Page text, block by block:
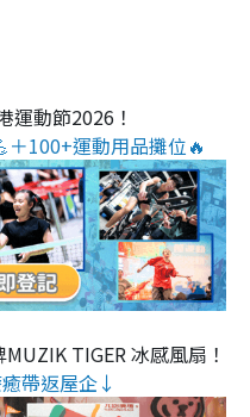
運動節2026！
100+運動用品攤位🔥
TIGER 冰感風扇！
帶返屋企↓